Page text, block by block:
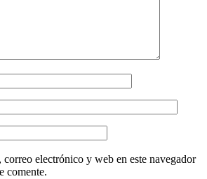
electrónico y web en este navegador
comente.